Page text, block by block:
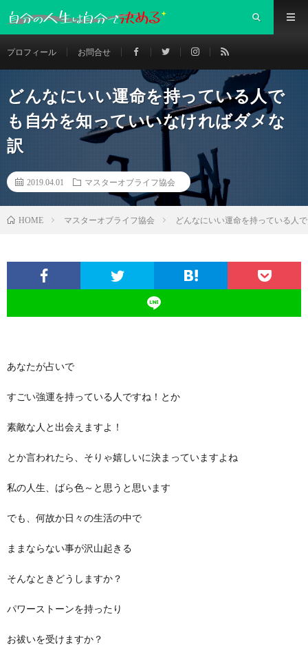
プロフィール お問合せ
どんなにいい運命を持っている人で
も自分を知っていいなければダメな
訳
2019.04.01 マスターオブライフ協会
HOME マスターオブライフ協会 どんなにいい運命を持っている人
あなたが占いで
すごい強運を持っている人ですね！とか
素敵な人と出会えますよ！
とか言われたら、そりゃ嬉しいに決まっていますよね
私の人生、ばら色～と思うと思います
でも、何故か日々の生活の中で
ままならない事が沢山起きる
そんなときどうしますか？
パワーストーンを持ったり
お祓いを受けますか？